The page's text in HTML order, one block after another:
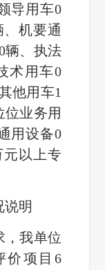
导用车0
机要通
辆、执法
术用车0
他用车1
位业务用
用设备0
元以上专
说明
，我单位
价项目6